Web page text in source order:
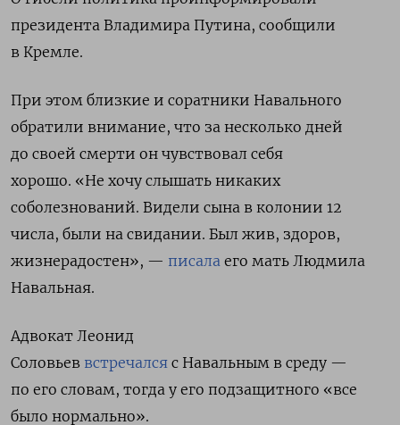
президента Владимира Путина, сообщили
в Кремле.
При этом близкие и соратники Навального
обратили внимание, что за несколько дней
до своей смерти он чувствовал себя
хорошо. «Не хочу слышать никаких
соболезнований. Видели сына в колонии 12
числа, были на свидании. Был жив, здоров,
жизнерадостен», — писала его мать Людмила
Навальная.
Адвокат Леонид
Соловьев встречался с Навальным в среду —
по его словам, тогда у его подзащитного «все
было нормально».